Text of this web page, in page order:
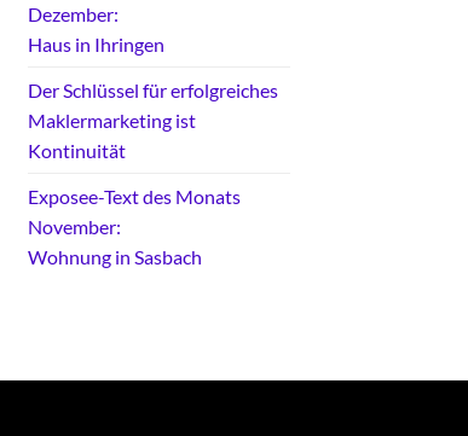
Dezember:
Haus in Ihringen
Der Schlüssel für erfolgreiches
Maklermarketing ist
Kontinuität
Exposee-Text des Monats
November:
Wohnung in Sasbach